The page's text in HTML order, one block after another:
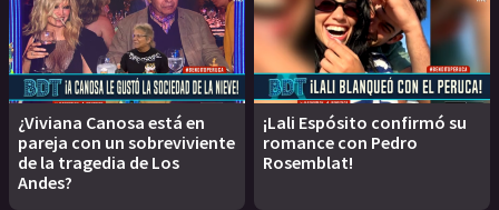
¿Viviana Canosa está en
pareja con un sobreviviente
de la tragedia de Los
Andes?
¡Lali Espósito confirmó su
romance con Pedro
Rosemblat!